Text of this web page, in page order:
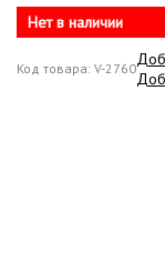
Нет в наличии
Код товара: V-2760